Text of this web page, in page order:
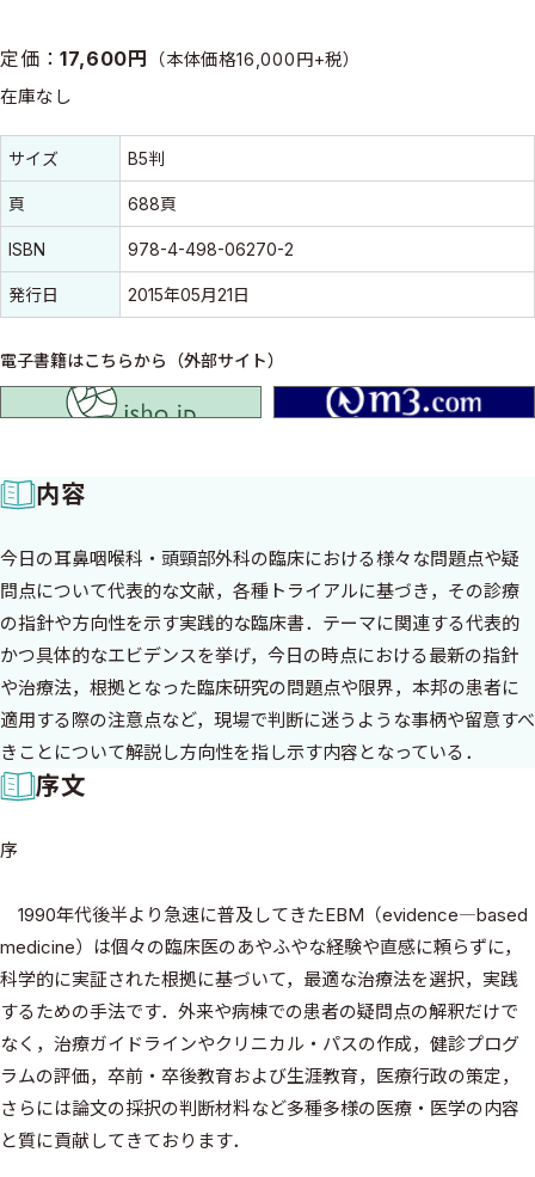
定価：17,600円 （本体価格16,000円+税）
在庫なし
書誌情報
書誌情報
サイズ B5判
頁 688頁
ISBN 978-4-498-06270-2
発行日 2015年05月21日
電子書籍はこちらから（外部サイト）
内容
今日の耳鼻咽喉科・頭頸部外科の臨床における様々な問題点や疑
問点について代表的な文献，各種トライアルに基づき，その診療
の指針や方向性を示す実践的な臨床書．テーマに関連する代表的
かつ具体的なエビデンスを挙げ，今日の時点における最新の指針
や治療法，根拠となった臨床研究の問題点や限界，本邦の患者に
適用する際の注意点など，現場で判断に迷うような事柄や留意すべ
きことについて解説し方向性を指し示す内容となっている．
序文
序
1990年代後半より急速に普及してきたEBM（evidence―based
medicine）は個々の臨床医のあやふやな経験や直感に頼らずに，
科学的に実証された根拠に基づいて，最適な治療法を選択，実践
するための手法です．外来や病棟での患者の疑問点の解釈だけで
なく，治療ガイドラインやクリニカル・パスの作成，健診プログ
ラムの評価，卒前・卒後教育および生涯教育，医療行政の策定，
さらには論文の採択の判断材料など多種多様の医療・医学の内容
と質に貢献してきております．